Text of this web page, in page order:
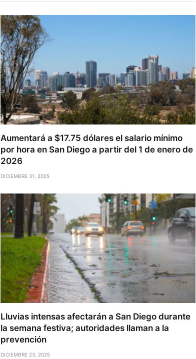
Aumentará a $17.75 dólares el salario mínimo
por hora en San Diego a partir del 1 de enero de
2026
DICIEMBRE 31, 2025
Lluvias intensas afectarán a San Diego durante
la semana festiva; autoridades llaman a la
prevención
DICIEMBRE 23, 2025